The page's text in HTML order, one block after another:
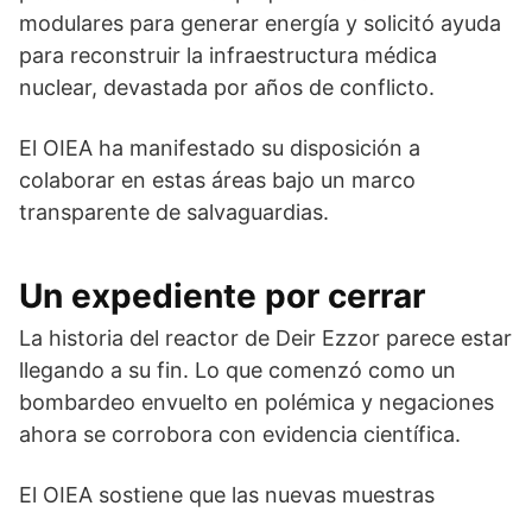
modulares para generar energía y solicitó ayuda
para reconstruir la infraestructura médica
nuclear, devastada por años de conflicto.
El OIEA ha manifestado su disposición a
colaborar en estas áreas bajo un marco
transparente de salvaguardias.
Un expediente por cerrar
La historia del reactor de Deir Ezzor parece estar
llegando a su fin. Lo que comenzó como un
bombardeo envuelto en polémica y negaciones
ahora se corrobora con evidencia científica.
El OIEA sostiene que las nuevas muestras